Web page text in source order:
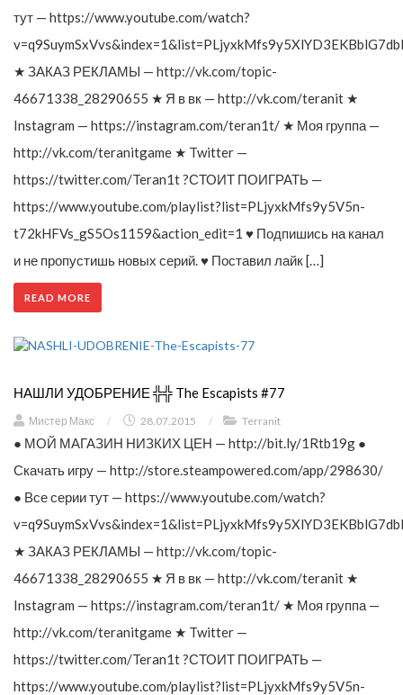
тут — https://www.youtube.com/watch?
★ ЗАКАЗ РЕКЛАМЫ — http://vk.com/topic-
46671338_28290655 ★ Я в вк — http://vk.com/teranit ★
Instagram — https://instagram.com/teran1t/ ★ Моя группа —
http://vk.com/teranitgame ★ Twitter —
https://twitter.com/Teran1t ?СТОИТ ПОИГРАТЬ —
https://www.youtube.com/playlist?list=PLjyxkMfs9y5V5n-
t72kHFVs_gS5Os1159&action_edit=1 ♥ Подпишись на канал
и не пропустишь новых серий. ♥ Поставил лайк […]
READ MORE
НАШЛИ УДОБРЕНИЕ ╬╬ The Escapists #77
Мистер Макс / 28.07.2015 / Terranit
● МОЙ МАГАЗИН НИЗКИХ ЦЕН — http://bit.ly/1Rtb19g ●
Скачать игру — http://store.steampowered.com/app/298630/
● Все серии тут — https://www.youtube.com/watch?
★ ЗАКАЗ РЕКЛАМЫ — http://vk.com/topic-
46671338_28290655 ★ Я в вк — http://vk.com/teranit ★
Instagram — https://instagram.com/teran1t/ ★ Моя группа —
http://vk.com/teranitgame ★ Twitter —
https://twitter.com/Teran1t ?СТОИТ ПОИГРАТЬ —
https://www.youtube.com/playlist?list=PLjyxkMfs9y5V5n-